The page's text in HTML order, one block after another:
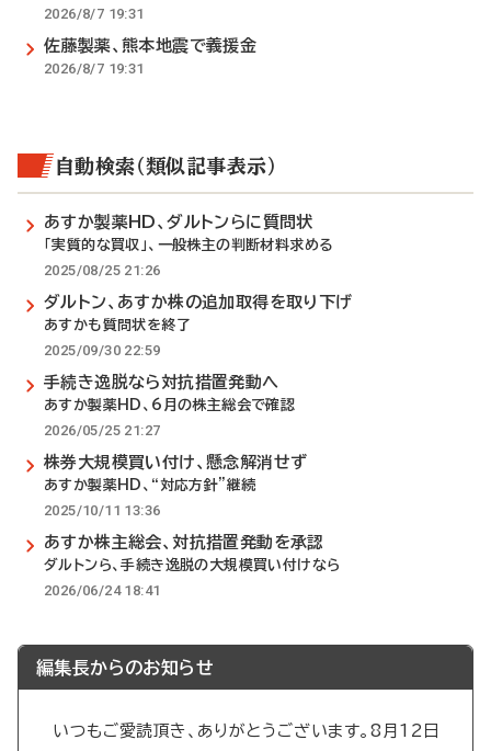
2026/8/7 19:31
佐藤製薬、熊本地震で義援金
2026/8/7 19:31
自動検索（類似記事表示）
あすか製薬HD、ダルトンらに質問状
「実質的な買収」、一般株主の判断材料求める
2025/08/25 21:26
ダルトン、あすか株の追加取得を取り下げ
あすかも質問状を終了
2025/09/30 22:59
手続き逸脱なら対抗措置発動へ
あすか製薬HD、6月の株主総会で確認
2026/05/25 21:27
株券大規模買い付け、懸念解消せず
あすか製薬HD、“対応方針”継続
2025/10/11 13:36
あすか株主総会、対抗措置発動を承認
ダルトンら、手続き逸脱の大規模買い付けなら
2026/06/24 18:41
編集長からのお知らせ
いつもご愛読頂き、ありがとうございます。8月12日